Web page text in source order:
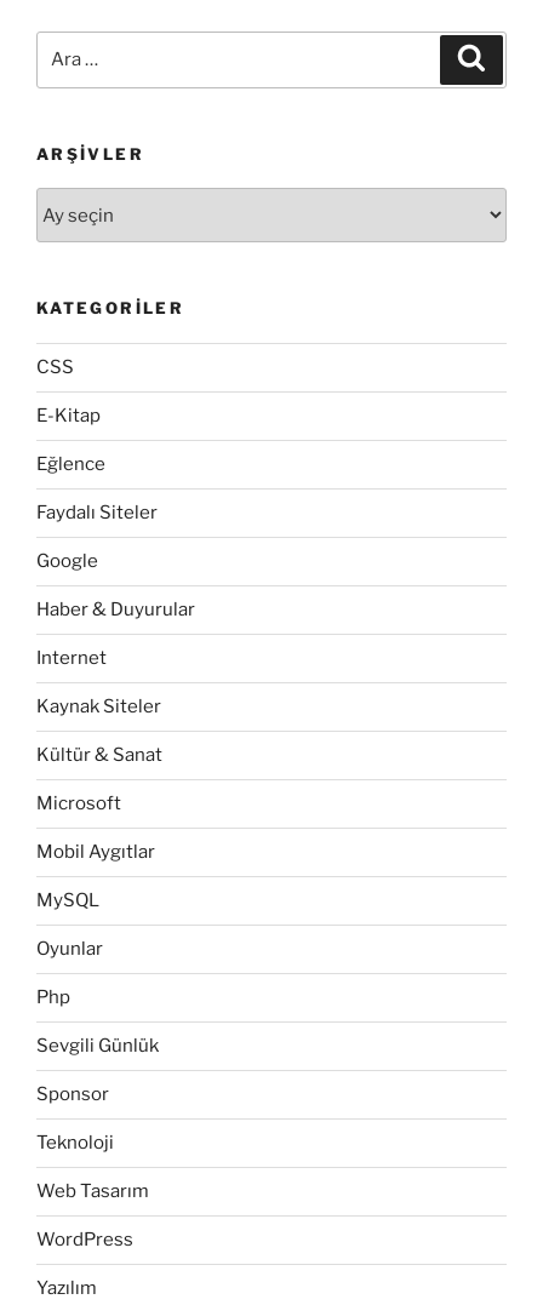
ARŞIVLER
KATEGORILER
CSS
E-Kitap
Eğlence
Faydalı Siteler
Google
Haber & Duyurular
Internet
Kaynak Siteler
Kültür & Sanat
Microsoft
Mobil Aygıtlar
MySQL
Oyunlar
Php
Sevgili Günlük
Sponsor
Teknoloji
Web Tasarım
WordPress
Yazılım